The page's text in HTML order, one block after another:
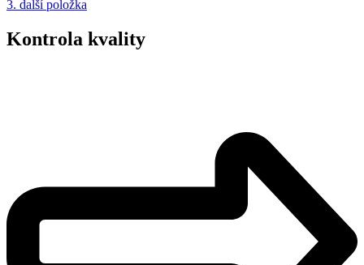
3. další položka
Kontrola kvality